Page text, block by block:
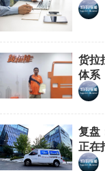
货拉
体系
复盘
正在